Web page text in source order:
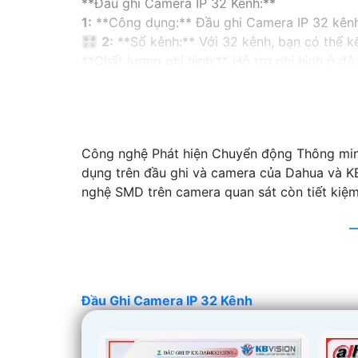
1: **Công dụng:** Đầu ghi Camera IP 32
🎛 2: **Số kênh:** Với 32 kênh, bạn có thể
**Lưu trữ:** Đầu ghi này thường có
**Hệ thống giao diện:** Nói chung, đầu
giá phù hợp với ngân sách của bạn.Bạn
nhu cầu của mình.
Công nghệ Phát hiện Chuyển động Thông
dụng trên đầu ghi và camera của Dahua và
nghệ SMD trên camera quan sát còn tiết
Đầu Ghi Camera IP 32 Kênh